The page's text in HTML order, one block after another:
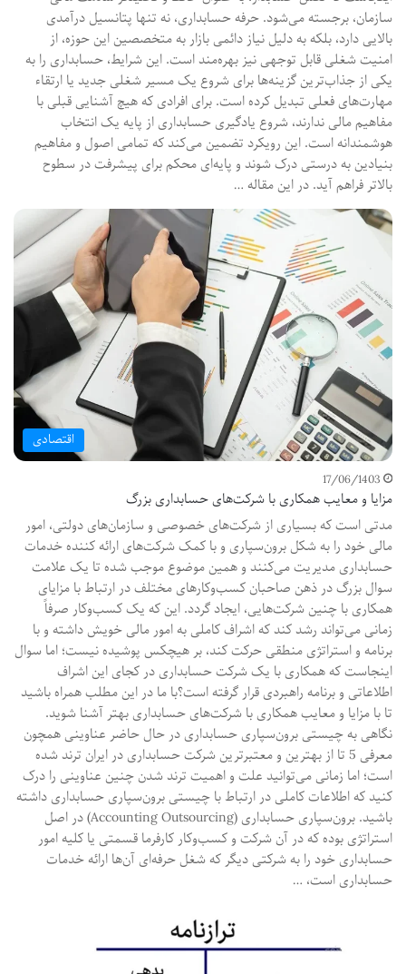
سازمان، برجسته می‌شود. حرفه حسابداری، نه تنها پتانسیل درآمدی
بالایی دارد، بلکه به دلیل نیاز دائمی بازار به متخصصین این حوزه، از
امنیت شغلی قابل توجهی نیز بهره‌مند است. این شرایط، حسابداری را به
یکی از جذاب‌ترین گزینه‌ها برای شروع یک مسیر شغلی جدید یا ارتقاء
مهارت‌های فعلی تبدیل کرده است. برای افرادی که هیچ آشنایی قبلی با
مفاهیم مالی ندارند، شروع یادگیری حسابداری از پایه یک انتخاب
هوشمندانه است. این رویکرد تضمین می‌کند که تمامی اصول و مفاهیم
بنیادین به درستی درک شوند و پایه‌ای محکم برای پیشرفت در سطوح
بالاتر فراهم آید. در این مقاله …
اقتصادی
17/06/1403
مزایا و معایب همکاری با شرکت‌های حسابداری بزرگ
مدتی است که بسیاری از شرکت‌های خصوصی و سازمان‌های دولتی، امور
مالی خود را به شکل برون‌سپاری و با کمک شرکت‌های ارائه کننده خدمات
حسابداری مدیریت می‌کنند و همین موضوع موجب شده تا یک علامت
سوال بزرگ در ذهن صاحبان کسب‌وکارهای مختلف در ارتباط با مزایای
همکاری با چنین شرکت‌هایی، ایجاد گردد. این که یک کسب‌وکار صرفاً
زمانی می‌تواند رشد کند که اشراف کاملی به امور مالی خویش داشته و با
برنامه و استراتژی منطقی حرکت کند، بر هیچکس پوشیده نیست؛ اما سوال
اینجاست که همکاری با یک شرکت حسابداری در کجای این اشراف
اطلاعاتی و برنامه راهبردی قرار گرفته است؟با ما در این مطلب همراه باشید
تا با مزایا و معایب همکاری با شرکت‌های حسابداری بهتر آشنا شوید.
نگاهی به چیستی برون‌سپاری حسابداری در حال حاضر عناوینی همچون
معرفی 5 تا از بهترین و معتبرترین شرکت حسابداری در ایران ترند شده
است؛ اما زمانی می‌توانید علت و اهمیت ترند شدن چنین عناوینی را درک
کنید که اطلاعات کاملی در ارتباط با چیستی برون‌سپاری حسابداری داشته
باشید. برون‌سپاری حسابداری (Accounting Outsourcing) در اصل
استراتژی بوده که در آن شرکت و کسب‌وکار کارفرما قسمتی یا کلیه امور
حسابداری خود را به شرکتی دیگر که شغل حرفه‌ای آن‌ها ارائه خدمات
حسابداری است، …